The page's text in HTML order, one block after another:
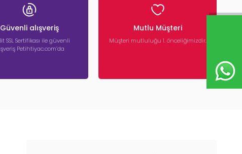
Güvenli alışveriş
SSL Sertifikası ile güvenli
Petihtiyac.com’da
Mutlu Müşteri
Müşteri mutluluğu 1. önceliğimizdir.